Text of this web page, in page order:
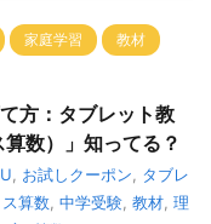
家庭学習 教材
方：タブレット教
数）」知ってる？
お試しクーポン
タブレ
ス算数 中学受験 教材 理